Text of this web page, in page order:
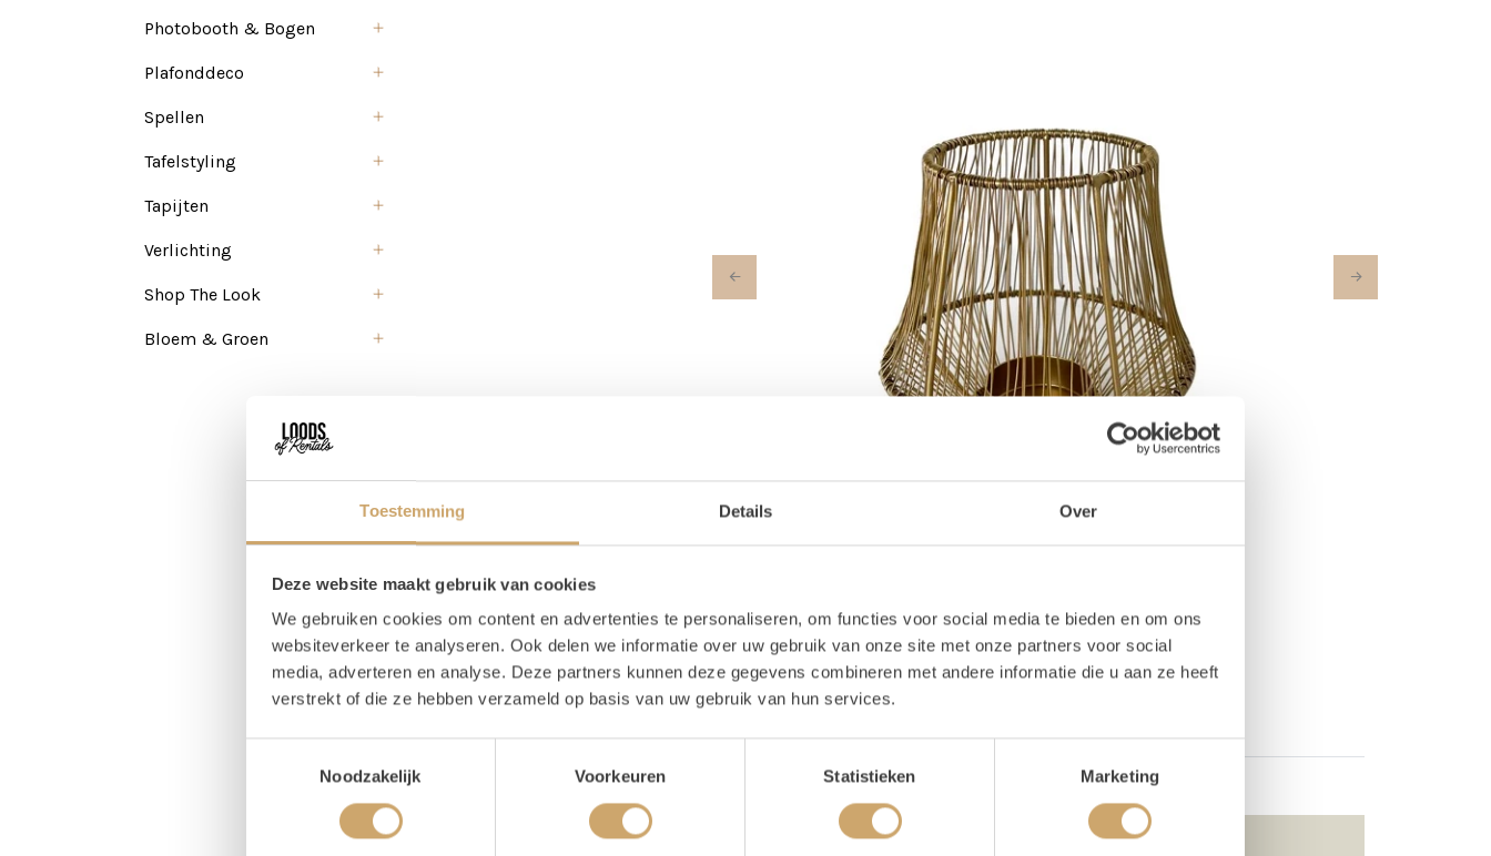
Toestemming Details Over
Deze website maakt gebruik van cookies
We gebruiken cookies om content en advertenties te personaliseren, om functies voor social media te bieden en om ons
websiteverkeer te analyseren. Ook delen we informatie over uw gebruik van onze site met onze partners voor social
media, adverteren en analyse. Deze partners kunnen deze gegevens combineren met andere informatie die u aan ze heeft
verstrekt of die ze hebben verzameld op basis van uw gebruik van hun services.
Noodzakelijk
Voorkeuren Statistieken Marketing
Photobooth & Bogen
Plafonddeco
Spellen
Tafelstyling
Tapijten
Verlichting
Shop The Look
Bloem & Groen
Previous Next
Producteigenschappen